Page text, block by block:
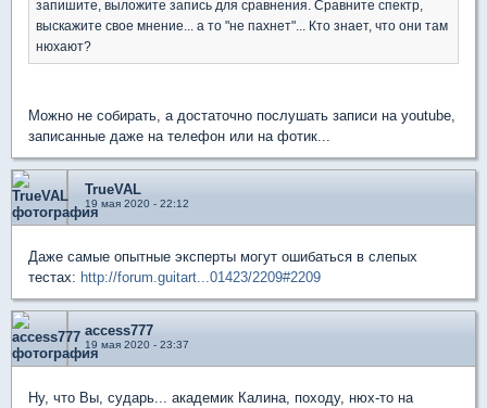
запишите, выложите запись для сравнения. Сравните спектр,
выскажите свое мнение... а то "не пахнет"... Кто знает, что они там
нюхают?
Можно не собирать, а достаточно послушать записи на youtube,
записанные даже на телефон или на фотик...
TrueVAL
19 мая 2020 - 22:12
Даже самые опытные эксперты могут ошибаться в слепых
тестах: http://forum.guitart...01423/2209#2209
access777
19 мая 2020 - 23:37
Ну, что Вы, сударь... академик Калина, походу, нюх-то на